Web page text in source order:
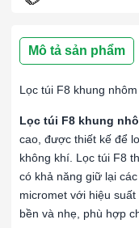
Mô tả sản phẩm
Lọc túi F8 khung
Lọc túi F8 khung
cao, được thiết kế để
không khí. Lọc túi F8
có khả năng giữ lại
micromet với hiệu
bền và nhẹ, phù hợp